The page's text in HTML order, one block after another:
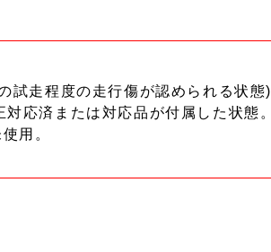
試走程度の走行傷が認められる状態)
応済または対応品が付属した状態。
用。